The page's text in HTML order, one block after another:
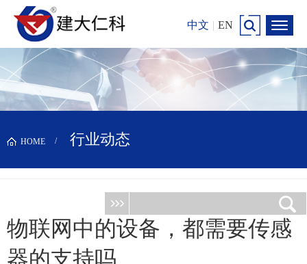
中文 | EN
HOME 行业动态
物联网中的设备，都需要传感
器的支持吗